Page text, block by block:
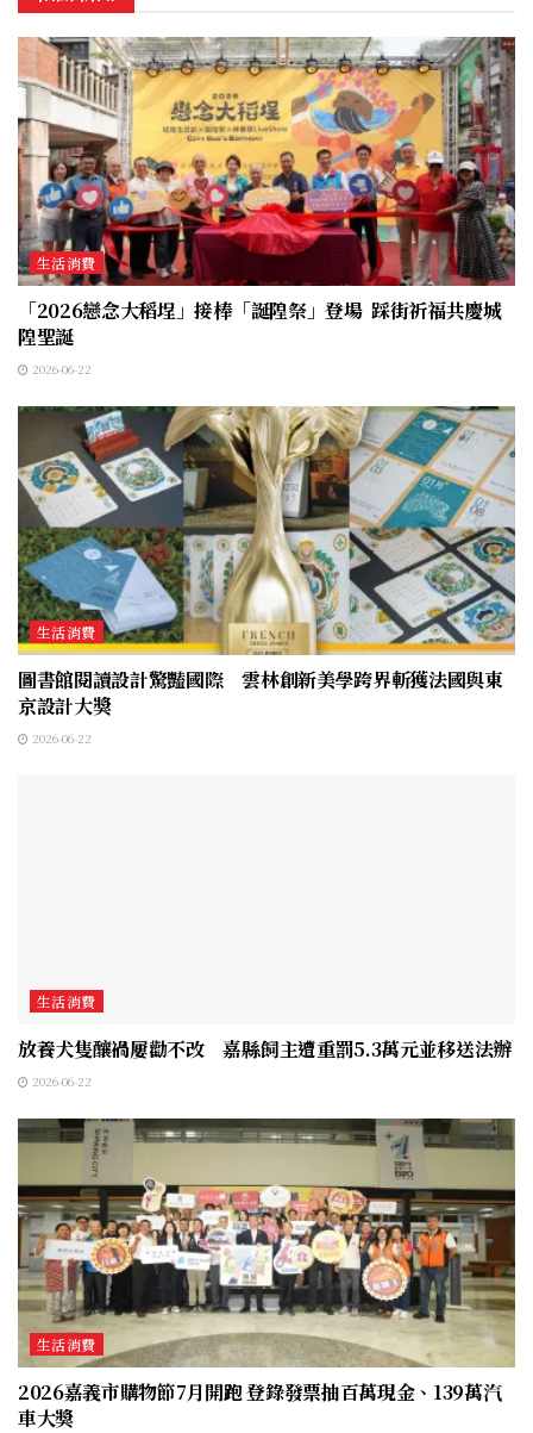
生活消費
「2026戀念大稻埕」接棒「誕隍祭」登場 踩街祈福共慶城
隍聖誕
2026-06-22
生活消費
圖書館閱讀設計驚豔國際 雲林創新美學跨界斬獲法國與東
京設計大獎
2026-06-22
生活消費
放養犬隻釀禍屢勸不改 嘉縣飼主遭重罰5.3萬元並移送法辦
2026-06-22
生活消費
2026嘉義市購物節7月開跑 登錄發票抽百萬現金、139萬汽
車大獎